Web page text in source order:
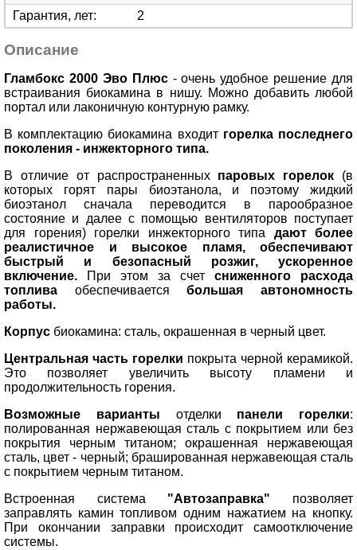
Гарантия, лет: 2
Описание
Гламбокс 2000 Эво Плюс- очень удобное решение для
встраивания биокамина в нишу. Можно добавить любой
портал или лаконичную контурную рамку.
В комплектацию биокамина входит горелка последнего
поколения - инжекторного типа.
В отличие от распространенных паровых горелок (в
которых горят пары биоэтанола, и поэтому жидкий
биоэтанол сначала переводится в парообразное
состояние и далее с помощью вентиляторов поступает
для горения) горелки инжекторного типа дают более
реалистичное и высокое пламя, обеспечивают
быстрый и безопасный розжиг, ускоренное
включение.
При этом за счет сниженного расхода
топлива обеспечиваетсябольшая автономность
работы.
Корпус биокамина: сталь, окрашенная в черный цвет.
Центральная часть горелки покрыта черной керамикой.
Это позволяет увеличить высоту пламени и
продолжительность горения.
Возможные варианты отделки панели горелки:
полированная нержавеющая сталь с покрытием или без
покрытия черным титаном; окрашенная нержавеющая
сталь, цвет - черный; брашированная нержавеющая сталь
с покрытием черным титаном.
Встроенная система "Автозаправка" позволяет
заправлять камин топливом одним нажатием на кнопку.
При окончании заправки происходит самоотключение
системы.